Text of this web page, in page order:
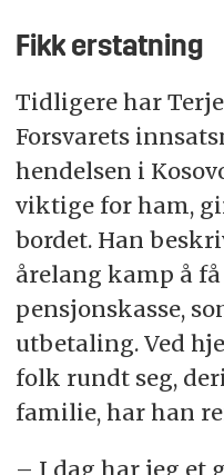
Fikk erstatning
Tidligere har
Forsvarets
hendelsen i
viktige for ham,
bordet. Han
årelang kamp å
pensjonskasse,
utbetaling. Ved
folk rundt seg,
familie, har han
– I dag har jeg et